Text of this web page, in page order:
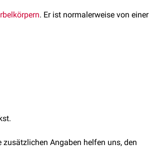
. Er ist normalerweise von einer
zu. Eine Verschmälerung der
Angaben helfen uns, den